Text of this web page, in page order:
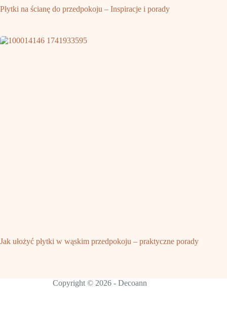
Płytki na ścianę do przedpokoju – Inspiracje i porady
Jak ułożyć płytki w wąskim przedpokoju – praktyczne porady
Copyright © 2026 - Decoann